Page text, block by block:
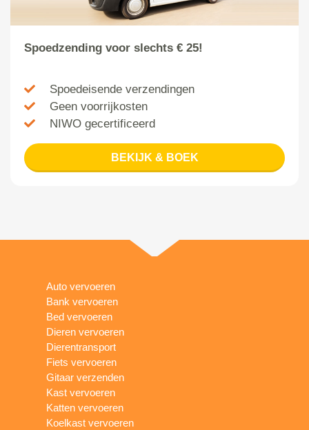
Spoedzending voor slechts € 25!
Spoedeisende verzendingen
Geen voorrijkosten
NIWO gecertificeerd
BEKIJK & BOEK
Auto vervoeren
Bank vervoeren
Bed vervoeren
Dieren vervoeren
Dierentransport
Fiets vervoeren
Gitaar verzenden
Kast vervoeren
Katten vervoeren
Koelkast vervoeren